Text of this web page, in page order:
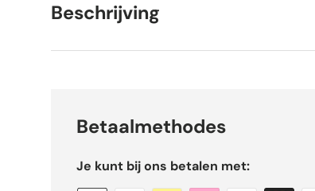
Beschrijving
Betaalmethodes
Je kunt bij ons betalen met: